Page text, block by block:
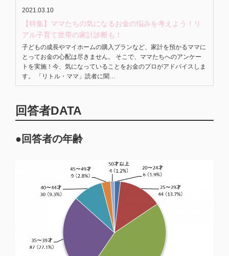
2021.03.10
【特集】ママたちの気になるお金の悩みを考えよう！リ
アル子育て世帯の家計診断も！
子どもの成長やマイホームの購入プランなど、家計を預かるママに
とってお金の心配は尽きません。 そこで、ママたちへのアンケー
トを実施！今、気になっていることをお金のプロがアドバイスしま
す。 「リトル・ママ」読者に聞…
回答者DATA
●回答者の年齢